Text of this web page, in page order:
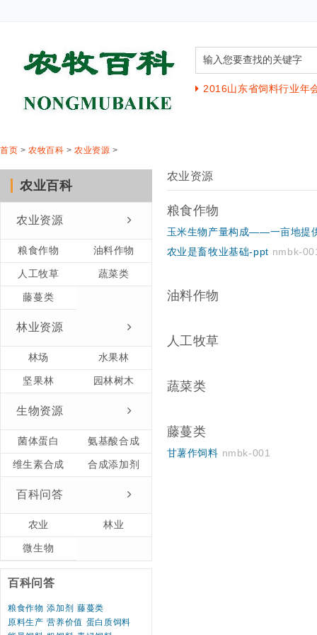
2016山东省饲料行业年
首页 >农牧百科 >农业资源 >
农业百科
农业资源
粮食作物 油料作物
人工牧草 蔬菜类
藤蔓类
林业资源
林场 水果林
坚果林 园林树木
生物资源
菌体蛋白 氨基酸合成
维生素合成 合成添加剂
百科问答
农业 林业
微生物
百科问答
粮食作物 添加剂 藤蔓类
原料生产 营养价值 蛋白质饲料
农业资源
粮食作物
玉米生物产量构成——一亩地提
农业是畜牧业基础-ppt nmbk-
油料作物
人工牧草
蔬菜类
藤蔓类
甘薯作饲料 nmbk-001